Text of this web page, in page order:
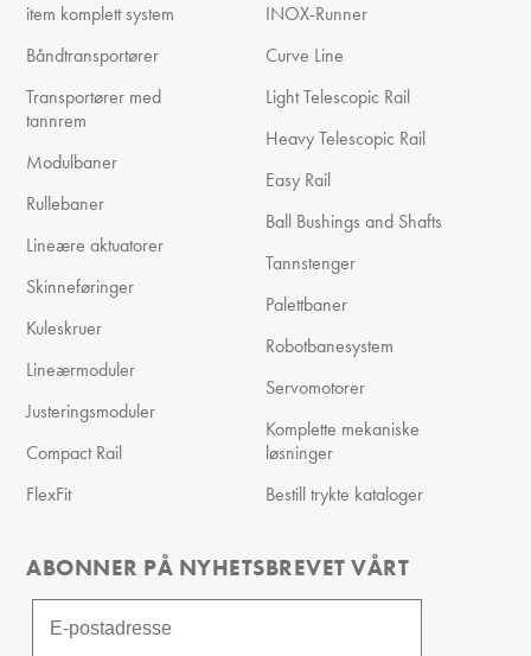
item komplett system
Båndtransportører
Transportører med
tannrem
Modulbaner
Rullebaner
Lineære aktuatorer
Skinneføringer
Kuleskruer
Lineærmoduler
Justeringsmoduler
Compact Rail
FlexFit
INOX-Runner
Curve Line
Light Telescopic Rail
Heavy Telescopic Rail
Easy Rail
Ball Bushings and Shafts
Tannstenger
Palettbaner
Robotbanesystem
Servomotorer
Komplette mekaniske
løsninger
Bestill trykte kataloger
ABONNER PÅ NYHETSBREVET VÅRT